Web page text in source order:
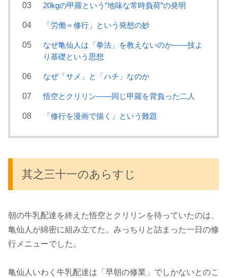
20kgの甲羅という”地味な常時負荷”の発明
「労働＝修行」という発想の妙
なぜ亀仙人は「拳法」を教えないのか――技よ
り基礎という思想
なぜ「サメ」と「ハチ」なのか
悟空とクリリン――同じ甲羅を背負った二人
「修行を漫画で描く」という難題
其之三十一のあらすじ
朝の牛乳配達を終えた悟空とクリリンを待っていたのは、
亀仙人が綿密に組み立てた、みっちりと詰まった一日の修
行メニューでした。
亀仙人いわく牛乳配達は「早朝の修業」でしかないとのこ